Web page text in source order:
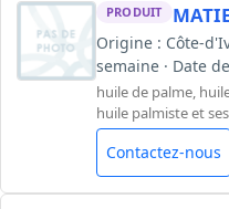
PRODUIT
Origine : Côte-
semaine · Date
huile de palme,
huile palmiste et
Contactez-nous